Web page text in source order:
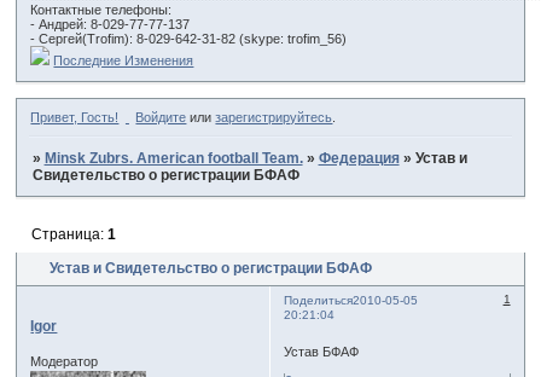
Контактные телефоны:
- Андрей: 8-029-77-77-137
- Сергей(Trofim): 8-029-642-31-82 (skype: trofim_56)
Последние Изменения
Привет, Гость! Войдите илизарегистрируйтесь
» Minsk Zubrs. American football Team. » Федерация » Устав и
Свидетельство о регистрации БФАФ
Устав и Свидетельство о регистрации БФАФ
Страница: 1
Поделиться 1
2010-05-05
20:21:04
Igor
Модератор
Устав БФАФ